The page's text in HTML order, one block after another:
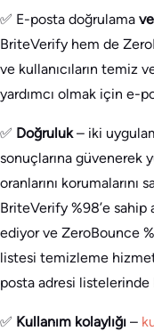
✅ E-posta doğrulama
BriteVerify hem de
ve kullanıcıların temiz
yardımcı olmak için e-
✅ Doğruluk– iki
sonuçlarına güvenerek
oranlarını
BriteVerify %98’e sahip
ediyor ve ZeroBounce
listesi temizleme
posta adresi
✅ Kullanım kolaylığı –